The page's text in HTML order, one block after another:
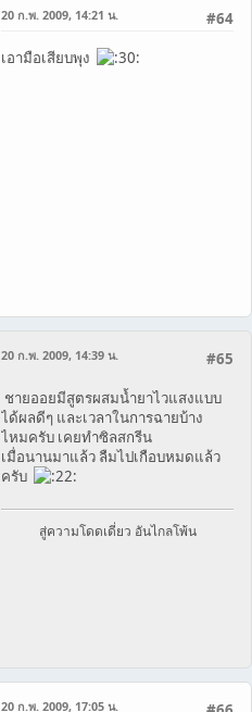
#64
20 ก.พ. 2009, 14:21 น.
เอามือเสียบพุง
#65
20 ก.พ. 2009, 14:39 น.
ชายออยมีสูตรผสมน้ำยาไวแสงแบบ
ได้ผลดีๆ และเวลาในการฉายบ้าง
ไหมครับ เคยทำซิลสกรีน
เมื่อนานมาแล้ว ลืมไปเกือบหมดแล้ว
ครับ
สู่ความโดดเดี่ยว อันไกลโพ้น
20 ก.พ. 2009, 17:05 น.